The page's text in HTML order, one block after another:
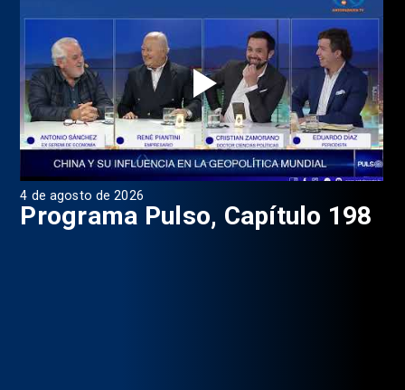
4 de agosto de 2026
Programa Pulso, Capítulo 198